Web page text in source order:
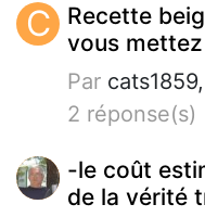
C
Recette
vous
Par
2 réponse(s)
-le coût
de la vérité